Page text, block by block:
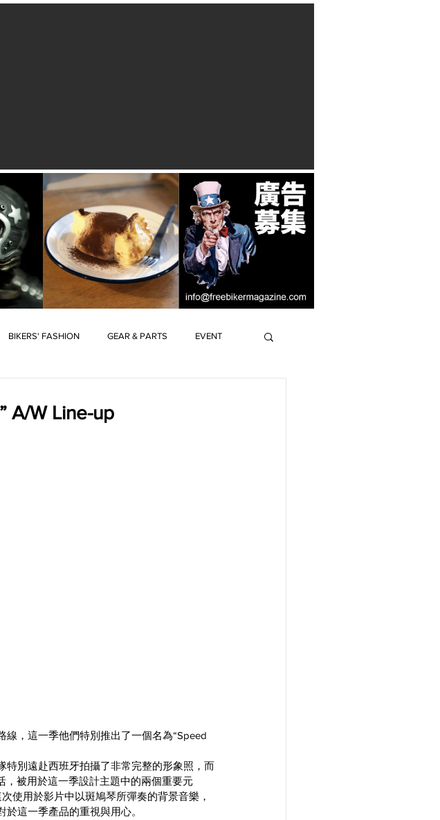
BIKERS' FASHION GEAR & PARTS EVENT
A/W Line-up
，這一季他們特別推出了一個名為“Speed
特別遠赴西班牙拍攝了非常完整的形象照，而
被用於這一季設計主題中的兩個重要元
使用於影片中以斑鳩琴所彈奏的背景音樂，
於這一季產品的重視與用心。